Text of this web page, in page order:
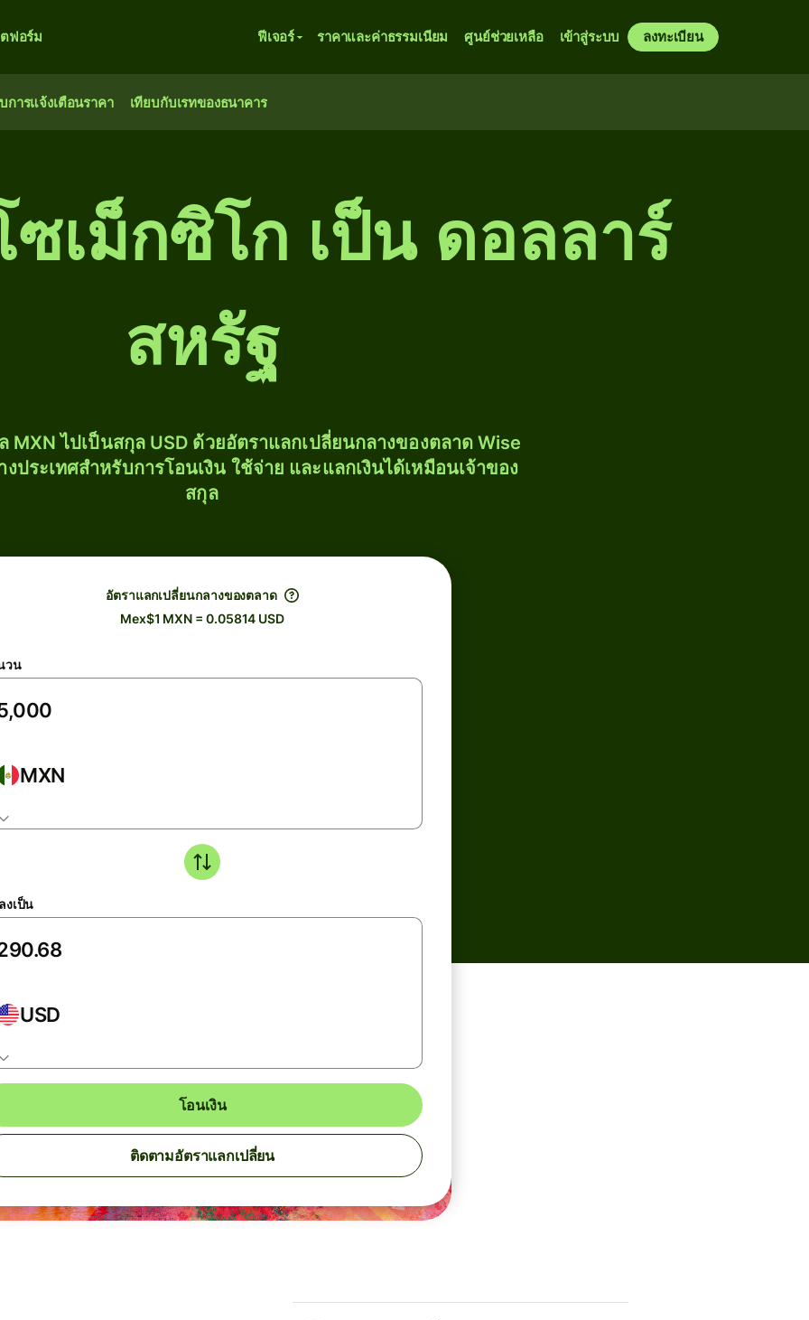
ฟอร์ม ฟีเจอร์ ราคาและค่าธรรมเนียม ศูนย์ช่วยเหลือ เข้าสู่ระบบ ลงทะเบียน
การแจ้งเตือนราคา เทียบกับเรทของธนาคาร
ซเม็กซิโก เป็น ดอลลาร์
สหรัฐ
MXN ไปเป็นสกุล USD ด้วยอัตราแลกเปลี่ยนกลางของตลาด Wise
ประเทศสำหรับการโอนเงิน ใช้จ่าย และแลกเงินได้เหมือนเจ้าของ
สกุล
อัตราแลกเปลี่ยนกลางของตลาด
Mex$1 MXN = 0.05814 USD
วน
MXN
งเป็น
USD
โอนเงิน
ติดตามอัตราแลกเปลี่ยน